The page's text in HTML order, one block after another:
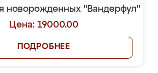
новорожденных "Вандерфул"
Цена: 19000.00
ПОДРОБНЕЕ